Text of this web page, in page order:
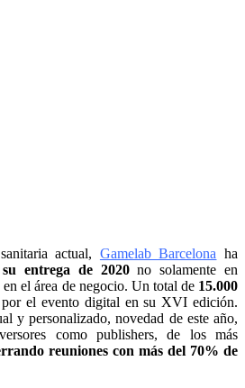
actual, Gamelab Barcelona ha
entrega de 2020no solamente en
el área de negocio. Un total de 15.000
por el evento digital en su XVI edición.
y personalizado, novedad de este año,
como publishers, de los más
reuniones con más del 70% de